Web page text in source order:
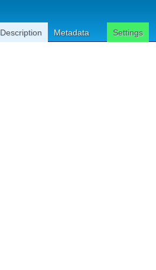
Description Metadata Settings